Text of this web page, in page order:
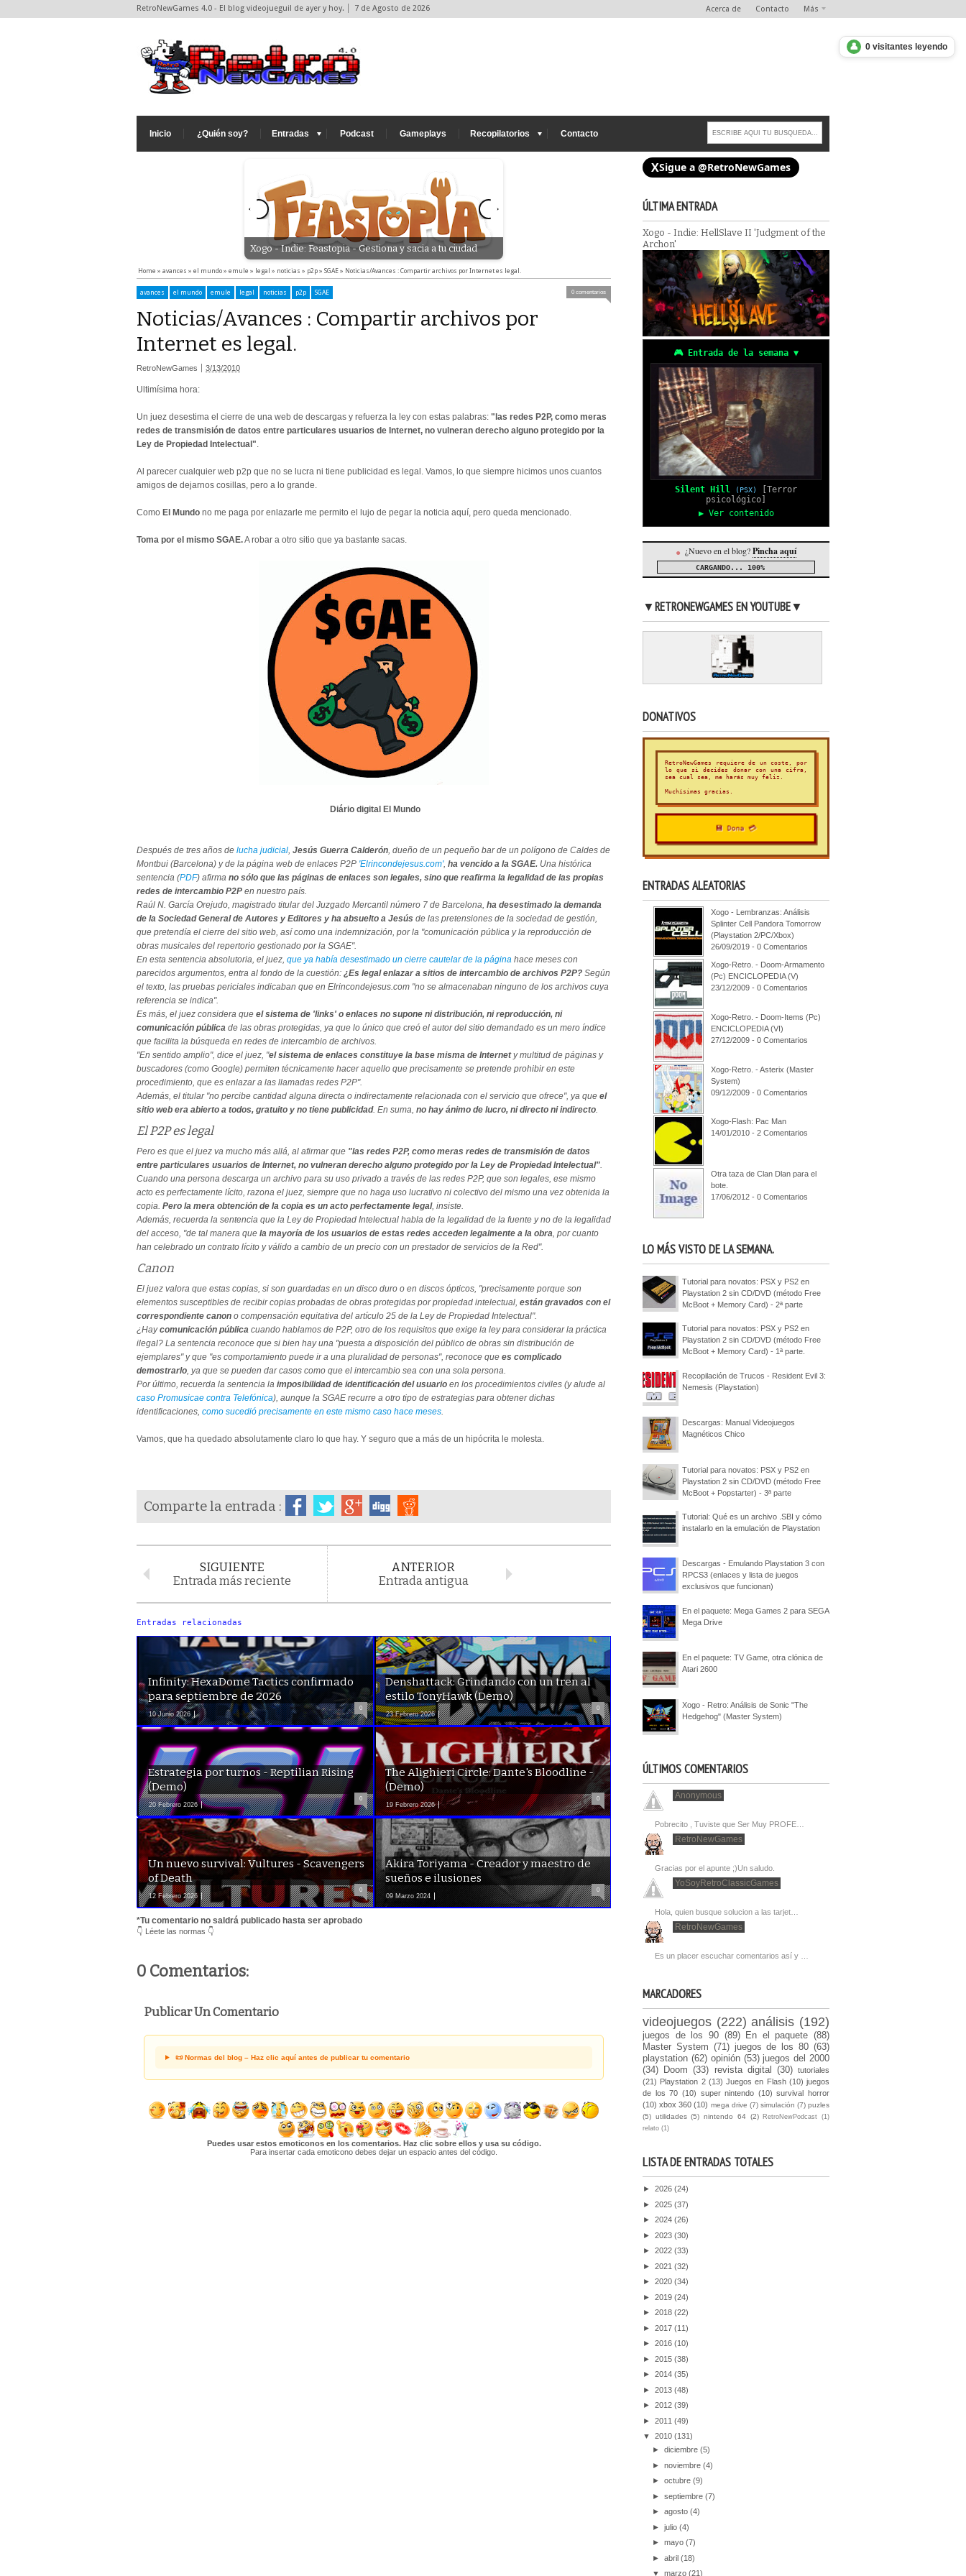
RetroNewGames 4.0 - El blog videojueguil de ayer y hoy. 7 de Agosto de 2026 Acerca de Contacto Más
Inicio ¿Quién soy? Entradas Podcast Gameplays Recopilatorios Contacto
Xogo - Indie: Feastopia - Gestiona y sacia a tu ciudad Chuck Norris se pira
Home » avances » el mundo » emule » legal » noticias » p2p » SGAE » Noticias/Avances : Compartir archivos por Internet es legal.
avances el mundo emule legal noticias p2p SGAE 0 comentarios
Noticias/Avances : Compartir archivos por
Internet es legal.
3/13/2010
RetroNewGames
Ultimísima hora:
Un juez desestima el cierre de una web de descargas y refuerza la ley con estas palabras: "las redes P2P, como meras
redes de transmisión de datos entre particulares usuarios de Internet, no vulneran derecho alguno protegido por la
Ley de Propiedad Intelectual"
Al parecer cualquier web p2p que no se lucra ni tiene publicidad es legal. Vamos, lo que siempre hicimos unos cuantos
amigos de dejarnos cosillas, pero a lo grande.
Como El Mundo no me paga por enlazarle me permito el lujo de pegar la noticia aquí, pero queda mencionado.
Toma por el mismo SGAE.A robar a otro sitio que ya bastante sacas.
Diário digital El Mundo
Después de tres años de lucha judicial Jesús Guerra Calderón , dueño de un pequeño bar de un polígono de Caldes de
Montbui (Barcelona) y de la página web de enlaces P2P 'Elrincondejesus.com', ha vencido a la SGAE. Una histórica
sentencia (PDF) afirma no sólo que las páginas de enlaces son legales, sino que reafirma la legalidad de las propias
redes de intercambio P2P en nuestro país.
Raúl N. García Orejudo, magistrado titular del Juzgado Mercantil número 7 de Barcelona, ha desestimado la demanda
de la Sociedad General de Autores y Editores y ha absuelto a Jesús de las pretensiones de la sociedad de gestión,
que pretendía el cierre del sitio web, así como una indemnización, por la "comunicación pública y la reproducción de
obras musicales del repertorio gestionado por la SGAE".
En esta sentencia absolutoria, el juez, que ya había desestimado un cierre cautelar de la página hace meses con
parecidos argumentos, entra al fondo de la cuestión: ¿Es legal enlazar a sitios de intercambio de archivos P2P? Según
el texto, las pruebas periciales indicaban que en Elrincondejesus.com "no se almacenaban ninguno de los archivos cuya
referencia se indica".
Es más, el juez considera que el sistema de 'links' o enlaces no supone ni distribución, ni reproducción, ni
comunicación pública de las obras protegidas, ya que lo único que creó el autor del sitio demandado es un mero índice
que facilita la búsqueda en redes de intercambio de archivos.
"En sentido amplio", dice el juez, "el sistema de enlaces constituye la base misma de Internety multitud de páginas y
buscadores (como Google) permiten técnicamente hacer aquello que precisamente se pretende prohibir en este
procedimiento, que es enlazar a las llamadas redes P2P".
Además, el titular "no percibe cantidad alguna directa o indirectamente relacionada con el servicio que ofrece", ya que el
sitio web era abierto a todos, gratuito y no tiene publicidad. En suma, no hay ánimo de lucro, ni directo ni indirecto
El P2P es legal
Pero es que el juez va mucho más allá, al afirmar que "las redes P2P, como meras redes de transmisión de datos
entre particulares usuarios de Internet, no vulneran derecho alguno protegido por la Ley de Propiedad Intelectual"
Cuando una persona descarga un archivo para su uso privado a través de las redes P2P, que son legales, ese mismo
acto es perfectamente lícito, razona el juez, siempre que no haga uso lucrativo ni colectivo del mismo una vez obtenida la
copia. Pero la mera obtención de la copia es un acto perfectamente legal, insiste.
Además, recuerda la sentencia que la Ley de Propiedad Intelectual habla de la legalidad de la fuente y no de la legalidad
del acceso, "de tal manera que la mayoría de los usuarios de estas redes acceden legalmente a la obra , por cuanto
han celebrado un contrato lícito y válido a cambio de un precio con un prestador de servicios de la Red".
Canon
El juez valora que estas copias, si son guardadas en un disco duro o en discos ópticos, "precisamente porque son
elementos susceptibles de recibir copias probadas de obras protegidas por propiedad intelectual, están gravados con el
correspondiente canon o compensación equitativa del artículo 25 de la Ley de Propiedad Intelectual".
¿Haycomunicación pública cuando hablamos de P2P, otro de los requisitos que exige la ley para considerar la práctica
ilegal? La sentencia reconoce que si bien hay una "puesta a disposición del público de obras sin distribución de
ejemplares" y que "es comportamiento puede ir a una pluralidad de personas", reconoce que es complicado
demostrarlo , ya que se pueden dar casos como que el intercambio sea con una sola persona.
Por último, recuerda la sentencia la imposibilidad de identificación del usuario en los procedimientos civiles (y alude al
caso Promusicae contra Telefónica), aunque la SGAE recurre a otro tipo de estrategias para obtener dichas
identificaciones, como sucedió precisamente en este mismo caso hace meses
Vamos, que ha quedado absolutamente claro lo que hay. Y seguro que a más de un hipócrita le molesta.
Comparte la entrada :
SIGUIENTE
Entrada más reciente
ANTERIOR
Entrada antigua
Entradas relacionadas
Infinity: HexaDome Tactics confirmado
para septiembre de 2026
10 Junio 2026
0
Denshattack: Grindando con un tren al
estilo TonyHawk (Demo)
23 Febrero 2026
0
Estrategia por turnos - Reptilian Rising
(Demo)
20 Febrero 2026
0
The Alighieri Circle: Dante's Bloodline -
(Demo)
19 Febrero 2026
0
Un nuevo survival: Vultures - Scavengers
of Death
12 Febrero 2026
0
Akira Toriyama - Creador y maestro de
sueños e ilusiones
09 Marzo 2024
0
*Tu comentario no saldrá publicado hasta ser aprobado
👇 Léete las normas 👇
0 Comentarios:
Publicar Un Comentario
📜 Normas del blog – Haz clic aquí antes de publicar tu comentario
Puedes usar estos emoticonos en los comentarios. Haz clic sobre ellos y usa su código.
Para insertar cada emoticono debes dejar un espacio antes del código.
XSigue a @RetroNewGames
👤 0 visitantes leyendo
ÚLTIMA ENTRADA
Xogo - Indie: HellSlave II 'Judgment of the
Archon'
🎮 Entrada de la semana ▼
Silent Hill (PSX)
[Terror
psicológico]
▶ Ver contenido
● ¿Nuevo en el blog?Pincha aquí
CARGANDO... 100%
▼RETRONEWGAMES EN YOUTUBE▼
DONATIVOS
RetroNewGames requiere de un coste, por
lo que si decides donar con una cifra,
sea cual sea, me harás muy feliz.
Muchísimas gracias.
💾 Dona 💳
ENTRADAS ALEATORIAS
Xogo - Lembranzas: Análisis
Splinter Cell Pandora Tomorrow
(Playstation 2/PC/Xbox)
26/09/2019 - 0 Comentarios
Xogo-Retro. - Doom-Armamento
(Pc) ENCICLOPEDIA (V)
23/12/2009 - 0 Comentarios
Xogo-Retro. - Doom-Items (Pc)
ENCICLOPEDIA (VI)
27/12/2009 - 0 Comentarios
Xogo-Retro. - Asterix (Master
System)
09/12/2009 - 0 Comentarios
Xogo-Flash: Pac Man
14/01/2010 - 2 Comentarios
Otra taza de Clan Dlan para el
bote.
17/06/2012 - 0 Comentarios
LO MÁS VISTO DE LA SEMANA.
Tutorial para novatos: PSX y PS2 en
Playstation 2 sin CD/DVD (método Free
McBoot + Memory Card) - 2ª parte
Tutorial para novatos: PSX y PS2 en
Playstation 2 sin CD/DVD (método Free
McBoot + Memory Card) - 1ª parte.
Recopilación de Trucos - Resident Evil 3:
Nemesis (Playstation)
Descargas: Manual Videojuegos
Magnéticos Chico
Tutorial para novatos: PSX y PS2 en
Playstation 2 sin CD/DVD (método Free
McBoot + Popstarter) - 3ª parte
Tutorial: Qué es un archivo .SBI y cómo
instalarlo en la emulación de Playstation
Descargas - Emulando Playstation 3 con
RPCS3 (enlaces y lista de juegos
exclusivos que funcionan)
En el paquete: Mega Games 2 para SEGA
Mega Drive
En el paquete: TV Game, otra clónica de
Atari 2600
Xogo - Retro: Análisis de Sonic "The
Hedgehog" (Master System)
ÚLTIMOS COMENTARIOS
Anonymous
Pobrecito , Tuviste que Ser Muy PROFE…
RetroNewGames
Gracias por el apunte ;)Un saludo.
YoSoyRetroClassicGames
Hola, quien busque solucion a las tarjet…
RetroNewGames
Es un placer escuchar comentarios así y …
MARCADORES
videojuegos (222) análisis (192)
juegos de los 90 (89) En el paquete (88)
Master System (71) juegos de los 80 (63)
playstation (62) opinión (53) juegos del 2000
(34) Doom (33) revista digital (30) tutoriales
(21) Playstation 2 (13) Juegos en Flash (10) juegos
de los 70 (10) super nintendo (10) survival horror
(10) xbox 360 (10) mega drive (7) simulación (7) puzles
(5) utilidades (5) nintendo 64 (2) RetroNewPodcast
(1)
relato (1)
LISTA DE ENTRADAS TOTALES
► 2026 (24)
► 2025 (37)
► 2024 (26)
► 2023 (30)
► 2022 (33)
► 2021 (32)
► 2020 (34)
► 2019 (24)
► 2018 (22)
► 2017 (11)
► 2016 (10)
► 2015 (38)
► 2014 (35)
► 2013 (48)
► 2012 (39)
► 2011 (49)
▼ 2010 (131)
►diciembre(5)
►noviembre(4)
►octubre(9)
►septiembre(7)
►agosto(4)
►julio(4)
►mayo(7)
►abril(18)
▼marzo(21)